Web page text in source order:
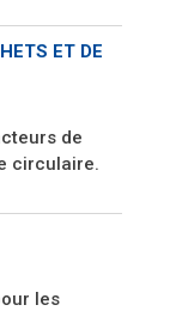
ET DE
de
circulaire.
les